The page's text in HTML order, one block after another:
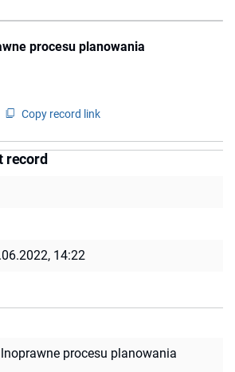
procesu planowania
Copy record link
record
14:22
procesu planowania